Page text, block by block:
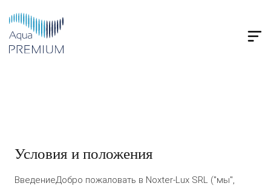
Условия и положения
ВведениеДобро пожаловать в Noxter-Lux SRL ("мы",